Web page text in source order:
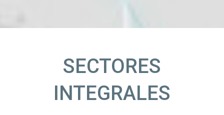
SECTORES
INTEGRALES